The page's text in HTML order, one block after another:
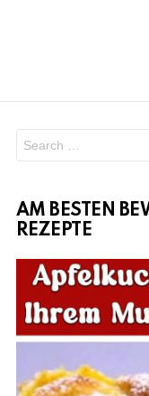
for:
AM BESTEN
REZEPTE